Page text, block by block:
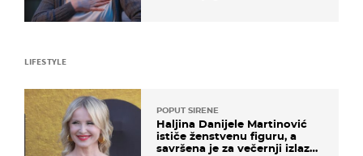
LIFESTYLE
POPUT SIRENE
Haljina Danijele Martinović
ističe ženstvenu figuru, a
savršena je za večernji izlazak